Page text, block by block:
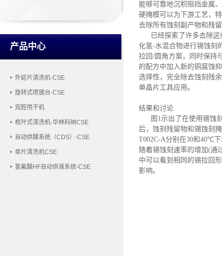
产品中心
外延片清洗机-CSE
旋转式喷镀台-CSE
双腔甩干机
枚叶式清洗机-华林科纳CSE
自动供酸系统（CDS）-CSE
单片清洗机CSE
氢氟酸HF自动供液系统-CSE
能够可靠地沉积阻挡金属
硬掩模可以为下游工艺，
去除所有蚀刻副产物和残
已经探索了许多去除
化氢-水混合物进行锡蚀刻
拉回/圆角方案，同时保持
的配方中加入新的铜腐蚀
选择性，完全除去蚀刻残
单晶片工具应用。
结果和讨论
图 1示出了在使用锡蚀
后，蚀刻残留物和锡蚀刻
T002C-A分别在30和40℃
随着锡蚀刻速率的增加(通
中可以看到相同的锡拉回
影响。